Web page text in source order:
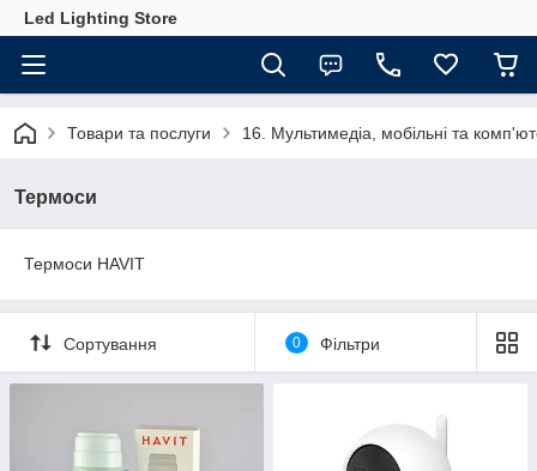
Led Lighting Store
Товари та послуги 16. Мультимедіа, мобільні та
Термоси
Термоси HAVIT
Сортування 0 Фільтри